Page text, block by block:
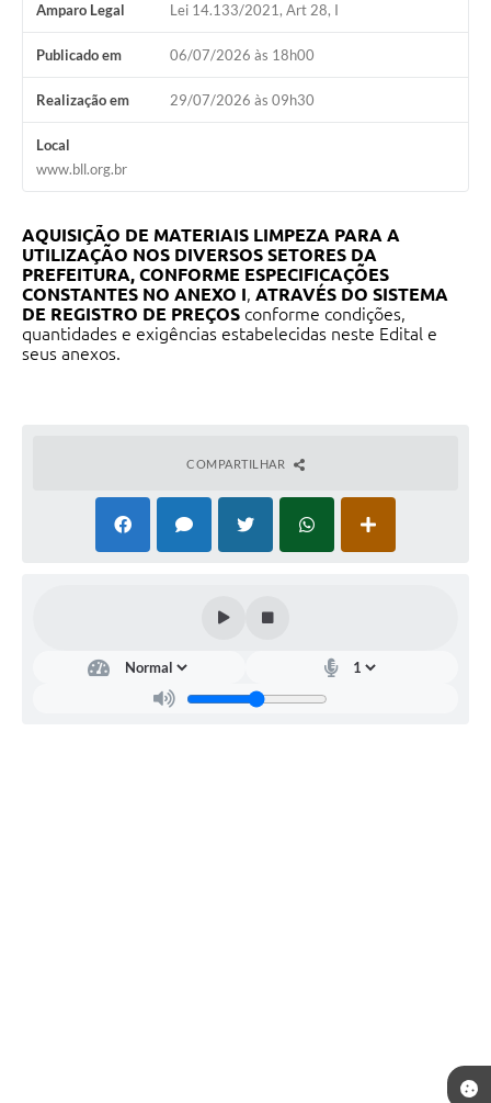
Amparo Legal Lei 14.133/2021, Art 28, I
Publicado em 06/07/2026 às 18h00
Realização em 29/07/2026 às 09h30
Local
www.bll.org.br
AQUISIÇÃO DE MATERIAIS LIMPEZA PARA A
UTILIZAÇÃO NOS DIVERSOS SETORES DA
PREFEITURA, CONFORME ESPECIFICAÇÕES
CONSTANTES NO ANEXO I, ATRAVÉS DO SISTEMA
DE REGISTRO DE PREÇOS conforme condições,
quantidades e exigências estabelecidas neste Edital e
seus anexos.
COMPARTILHAR